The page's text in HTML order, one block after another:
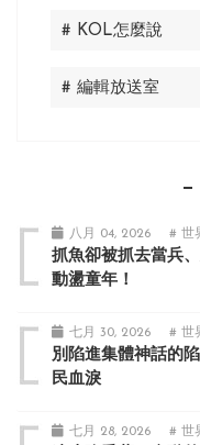
# KOL怎麼說
# 編輯放送室
八月 04, 2026 # 世
抓魚卻被抓去當兵
動盪童年！
七月 30, 2026 # 世
別陷進集體神話的
民血淚
七月 28, 2026 # 世